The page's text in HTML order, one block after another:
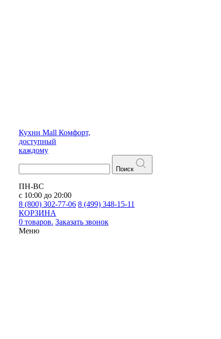
Кухни Mall Комфорт,
доступный
каждому
Поиск
ПН-ВС
с 10:00 до 20:00
8 (800) 302-77-06 8 (499) 348-15-11
КОРЗИНА
0 товаров. Заказать звонок
Меню